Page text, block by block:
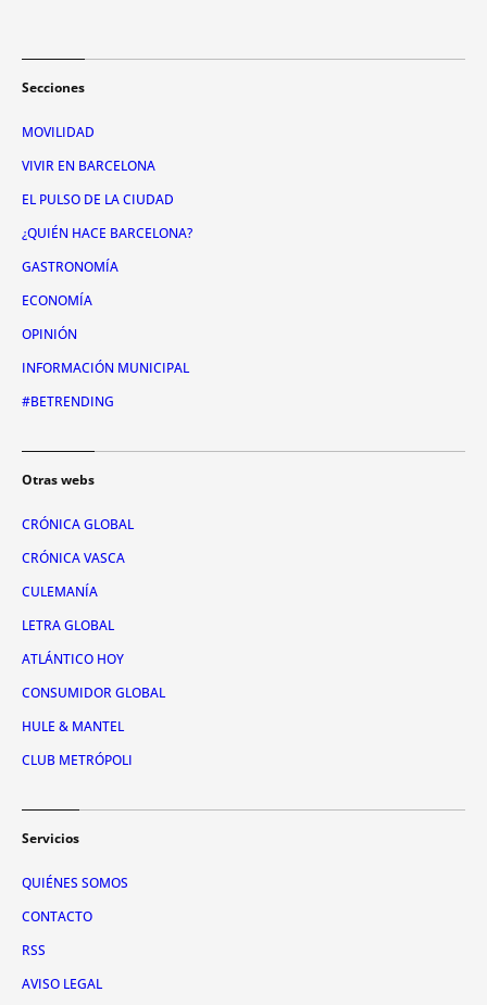
Secciones
MOVILIDAD
VIVIR EN BARCELONA
EL PULSO DE LA CIUDAD
¿QUIÉN HACE BARCELONA?
GASTRONOMÍA
ECONOMÍA
OPINIÓN
INFORMACIÓN MUNICIPAL
#BETRENDING
Otras webs
CRÓNICA GLOBAL
CRÓNICA VASCA
CULEMANÍA
LETRA GLOBAL
ATLÁNTICO HOY
CONSUMIDOR GLOBAL
HULE & MANTEL
CLUB METRÓPOLI
Servicios
QUIÉNES SOMOS
CONTACTO
RSS
AVISO LEGAL